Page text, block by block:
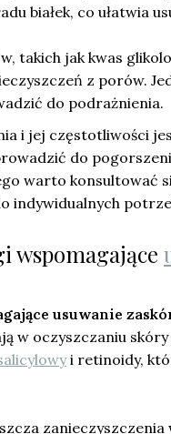
białek, co ułatwia
takich jak kwas
z porów.
do podrażnienia.
i jej częstotliwości
do
warto konsultować
indywidualnych
wspomagające
usuwanie
w oczyszczaniu
i retinoidy,
zanieczyszczenia